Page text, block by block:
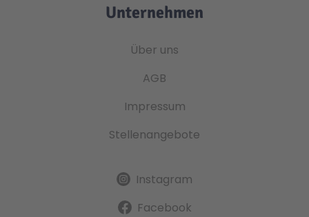
Unternehmen
Über uns
AGB
Impressum
Stellenangebote
Instagram
Facebook